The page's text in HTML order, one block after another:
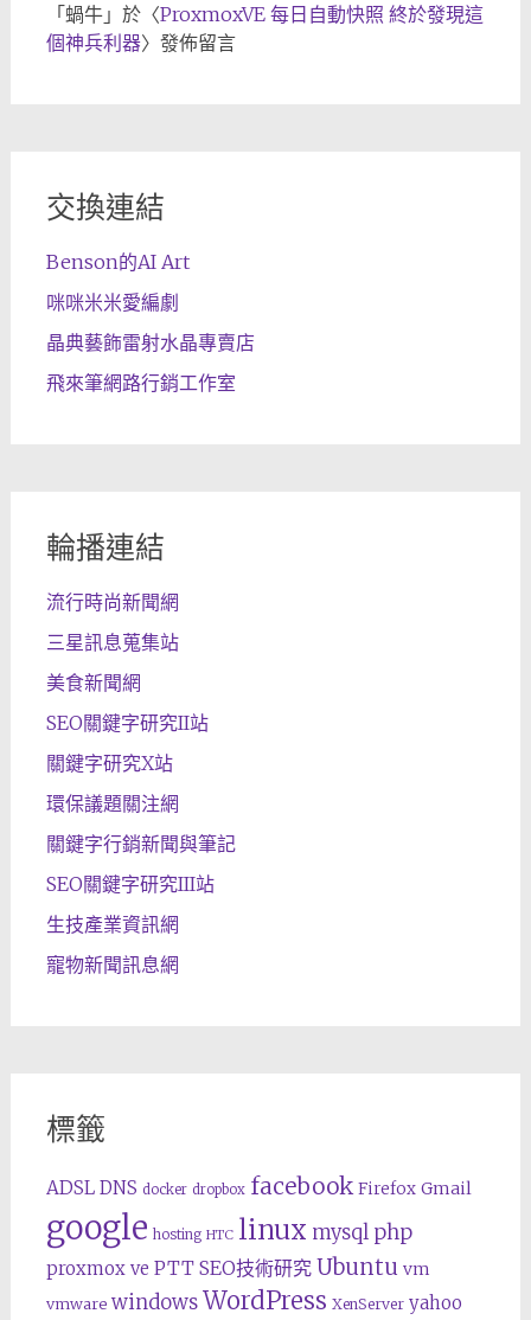
「 蝸牛」於〈ProxmoxVE 每日自動快照 終於發現這
個神兵利器〉發佈留言
交換連結
Benson的AI Art
咪咪米米愛編劇
晶典藝飾雷射水晶專賣店
飛來筆網路行銷工作室
輪播連結
流行時尚新聞網
三星訊息蒐集站
美食新聞網
SEO關鍵字研究II站
關鍵字研究X站
環保議題關注網
關鍵字行銷新聞與筆記
SEO關鍵字研究III站
生技產業資訊網
寵物新聞訊息網
標籤
ADSL DNS docker dropbox facebook Firefox Gmail
google hosting HTC linux mysql php
proxmox ve PTT SEO技術研究 Ubuntu vm
vmware windows WordPress XenServer yahoo